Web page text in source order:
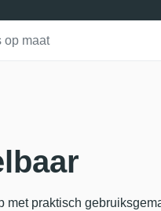
op maat
met praktisch